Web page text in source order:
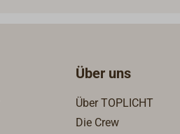
Über uns
Über TOPLICHT
Die Crew